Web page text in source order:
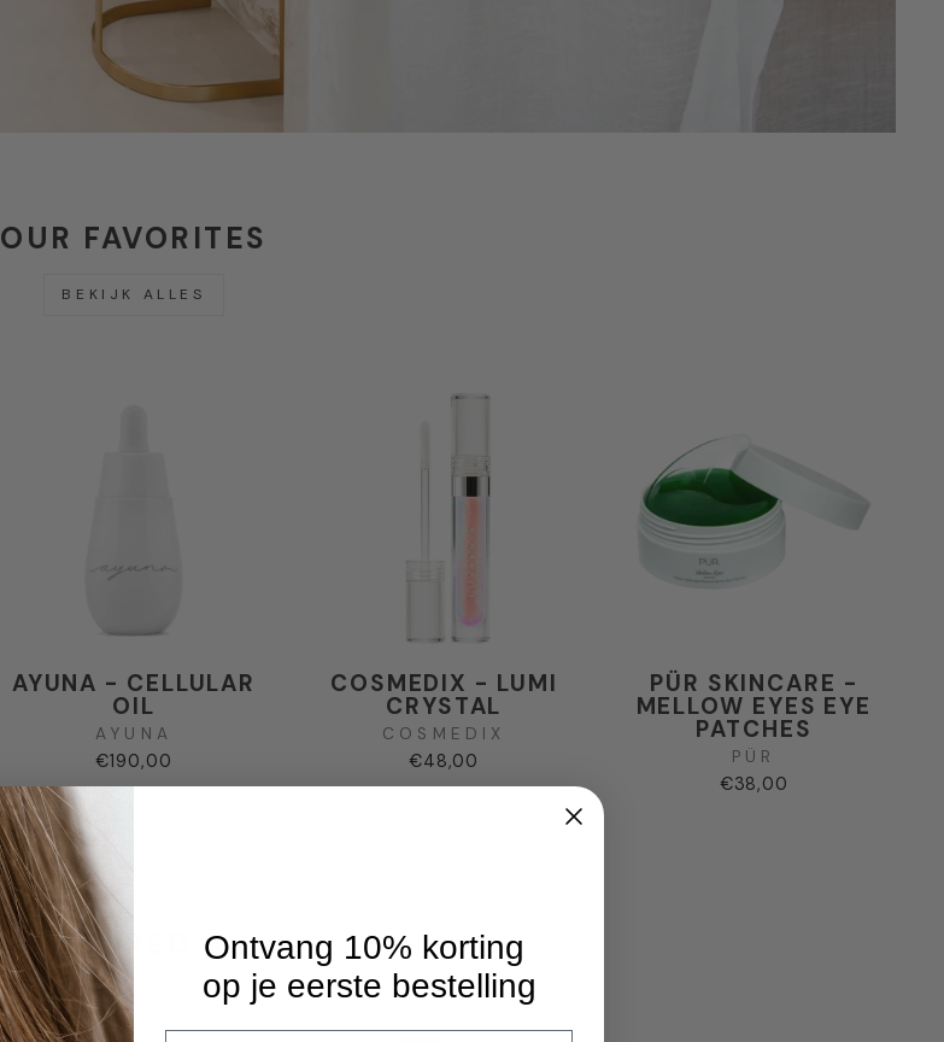
OUR FAVORITES
BEKIJK ALLES
AYUNA - CELLULAR
OIL
AYUNA
€190,00
COSMEDIX - LUMI
CRYSTAL
COSMEDIX
€48,00
PÜR SKINCARE -
MELLOW EYES EYE
PATCHES
PÜR
€38,00
FEATURED IN!Ontvang 10% korting
op je eerste bestelling